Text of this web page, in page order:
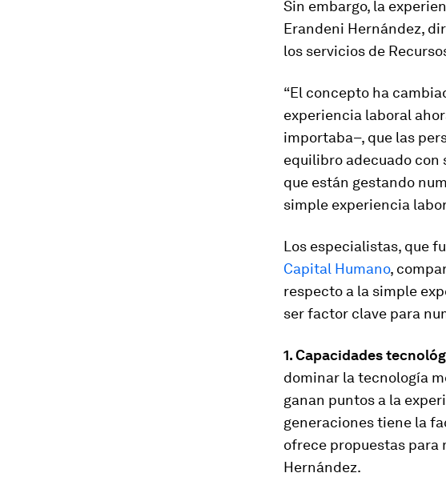
Sin embargo, la
Erandeni Hernández,
los servicios de
“El concepto ha
experiencia laboral
importaba–, que las
equilibro adecuado con
que están gestando
simple experiencia
Los especialistas, que
Capital Humano,
respecto a la simple
ser factor clave para
1. Capacidades
dominar la tecnología
ganan puntos a la
generaciones tiene la
ofrece propuestas para
Hernández.